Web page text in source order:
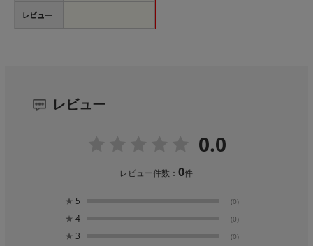
レビュー
レビュー
0.0
レビュー件数：0件
★ 5 (0)
★ 4 (0)
★ 3 (0)